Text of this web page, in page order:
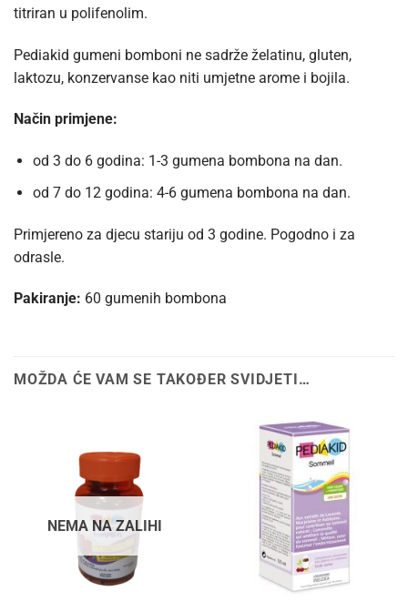
titriran u polifenolim.
Pediakid gumeni bomboni ne sadrže želatinu, gluten,
laktozu, konzervanse kao niti umjetne arome i bojila.
Način primjene:
od 3 do 6 godina: 1-3 gumena bombona na dan.
od 7 do 12 godina: 4-6 gumena bombona na dan.
Primjereno za djecu stariju od 3 godine. Pogodno i za
odrasle.
Pakiranje: 60 gumenih bombona
MOŽDA ĆE VAM SE TAKOĐER SVIDJETI…
NEMA NA ZALIHI